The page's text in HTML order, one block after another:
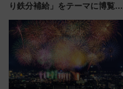
り鉄分補給」をテーマに博覧会
14日から 新車両「トキイロ」体
験ブースも アクセスや申込方法
を解説